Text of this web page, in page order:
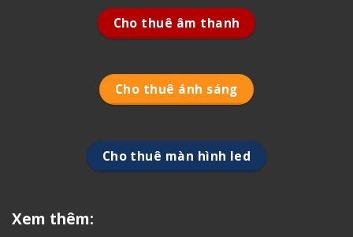
Cho thuê âm thanh
Cho thuê ánh sáng
Cho thuê màn hình led
Xem thêm: